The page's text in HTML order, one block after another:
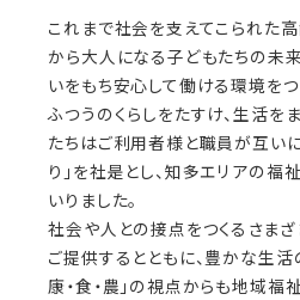
これまで社会を支えてこられた
から大人になる子どもたちの未
いをもち安心して働ける環境を
ふつうのくらしをたすけ、生活を
たちはご利用者様と職員が互い
り」を社是とし、知多エリアの
いりました。
社会や人との接点をつくるさま
ご提供するとともに、豊かな生活
康・食・農」の視点からも地域福